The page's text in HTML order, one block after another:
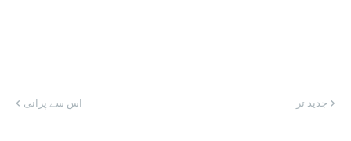
جدید تر اس سے پرانی